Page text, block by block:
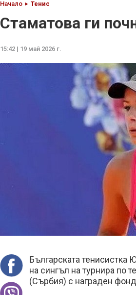
Начало Тенис
Стаматова ги
15:42 | 19 май 2026 г.
Българската тенисистка
на сингъл на турнира по
(Сърбия) с награден